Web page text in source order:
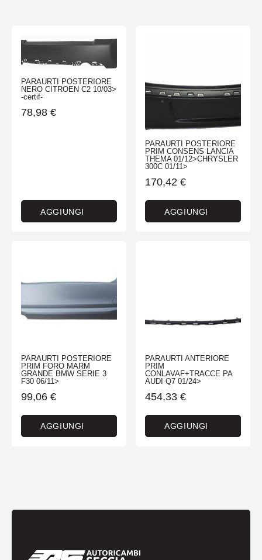
PARAURTI POSTERIORE
NERO CITROEN C2 10/03>
-certif-
78,98 €
AGGIUNGI
PARAURTI POSTERIORE
PRIM CONSENS LANCIA
THEMA 01/12>CHRYSLER
300C 01/11>
170,42 €
AGGIUNGI
PARAURTI POSTERIORE
PRIM FORO MARM
GRANDE BMW SERIE 3
F30 06/11>
99,06 €
AGGIUNGI
PARAURTI ANTERIORE
PRIM
CONLAVAF+TRACCE PA
AUDI Q7 01/24>
454,33 €
AGGIUNGI